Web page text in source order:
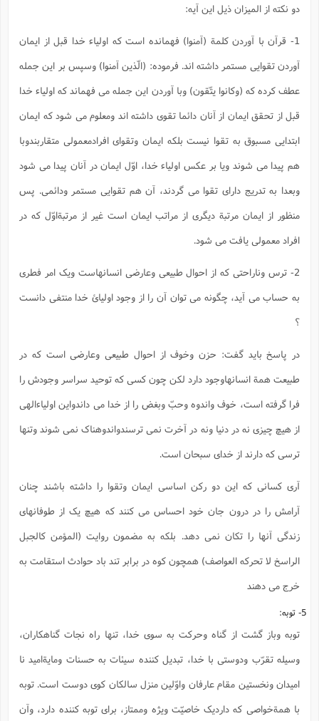
دو نکته از المیزان ذیل این آیه:
1- قرآن با آوردن کلمة (آمنوا) فهمانده است که اولیاء خدا قبل از ایمان
آوردن تقوایی مستمر داشته اند. فرموده: (الّذین آمنوا) وسپس بر این جمله
عطف کرده که (وکانوا یتّقون) وبا آوردن این جمله می فهماند که اولیاء خدا
قبل از تحقق ایمان از آنان دائما تقوی داشته اند ومعلوم می شود که ایمان
ابتدایی مسبوق به تقوا نیست بلکه ایمان وتقوای افرادمعمولی متقاربندوبا
هم پیدا می شوند ویا بر عکس اولیاء خدا، اوّل ایمان در آنان پیدا می شود
وبعدا به تدریج دارای تقوا می گردند، آن هم تقوایی مستمر ودائمی. پس
منظور از ایمان مرتبة دیگری از مراتب ایمان است غیر از مرتبةاوّل که در
افراد معمولی یافت می شود.
2- ترس وناراحتی که از احوال طبیعی وعارضی انسانهاست ویک امر فطری
به حساب می آید، چگونه می توان آن را از وجود اولیائ خدا منتفی دانست
؟
در پاسخ باید گفت: حزن وخوف از احوال طبیعی وعارضی است که در
طبیعت همة انسانهاوجود دارد لکن چون کسی که توحید سراسر وجودش را
فرا گرفته است، خوف واندوه وحبّ وبغض را از خدا می داندواین اولیاءالهی
از هیچ چیزی نه در دنیا ونه در آخرت نمی ترسندواندوهناک نمی شوند وتنها
ترسی که دارند از خدای سبحان است.
آری کسانی که این دو رکن اساسی ایمان وتقوا را داشته باشند چنان
آرامش را در درون جان خود احساس می کنند که هیچ یک از طوفانهای
زندگی آنها را تکان نمی دهد. بلکه به مضمون روایت (المؤمن کالجبل
الراسخ لا تحرکه العواصف) همچون کوه در برابر تند باد حوادث استقامت به
خرج می دهند
5- توبه:
توبه وباز گشت از گناه وحرکت به سوی خدا، تنها راه نجات گناهکاران،
وسیله تقرّب ودوستی با خدا، تبدیل کننده سیئات به حسنات ومایةامید نا
امیدان ونخستین مقام عارفان واوّلین منزل سالکان کوی دوست است. توبه
با همةخواصی که داردیک خاصیّت ویژه وممتاز، برای توبه کننده دارد، وآن